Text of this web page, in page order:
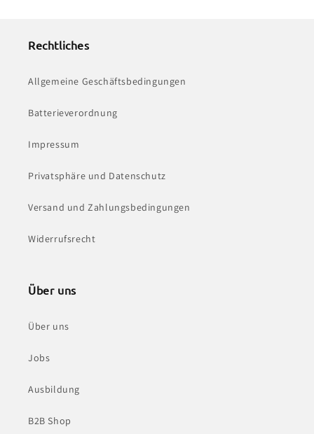
Rechtliches
Allgemeine Geschäftsbedingungen
Batterieverordnung
Impressum
Privatsphäre und Datenschutz
Versand und Zahlungsbedingungen
Widerrufsrecht
Über uns
Über uns
Jobs
Ausbildung
B2B Shop